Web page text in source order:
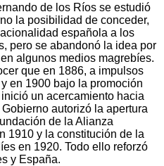
de los Ríos se estudió
la posibilidad de conceder,
española a los
pero se abandonó la idea por
algunos medios magrebíes.
que en 1886, a impulsos
en 1900 bajo la promoción
un acercamiento hacia
autorizó la apertura
de la Alianza
1910 y la constitución de la
en 1920. Todo ello reforzó
y España.